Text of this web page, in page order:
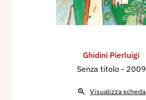
Ghidini Pierluigi
Senza titolo - 2009
Visualizza scheda